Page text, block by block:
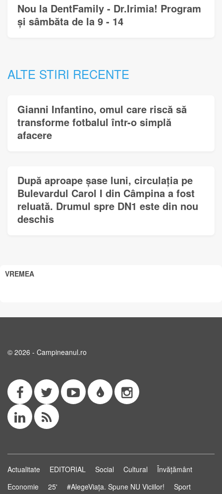
Nou la DentFamily - Dr.Irimia! Program
și sâmbăta de la 9 - 14
ALTE STIRI RECENTE
Gianni Infantino, omul care riscă să
transforme fotbalul într-o simplă
afacere
După aproape șase luni, circulația pe
Bulevardul Carol I din Câmpina a fost
reluată. Drumul spre DN1 este din nou
deschis
VREMEA
© 2026 - Campineanul.ro
Actualitate EDITORIAL Social Cultural
Învățământ
Economie
25' #AlegeViața. Spune NU Viciilor! Sport